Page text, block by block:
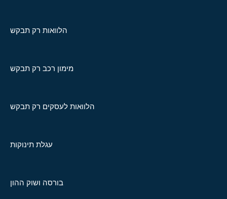
הלוואות רק תבקש
מימון רכב רק תבקש
הלוואות לעסקים רק תבקש
עגלת תינוקות
בורסה ושוק ההון